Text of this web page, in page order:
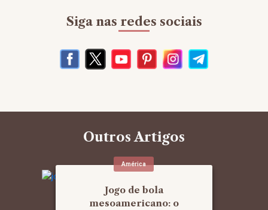
Siga nas redes sociais
Outros Artigos
América
Jogo de bola
mesoamericano: o